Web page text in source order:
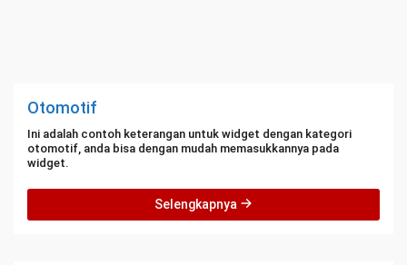
Otomotif
Ini adalah contoh keterangan untuk widget dengan kategori
otomotif, anda bisa dengan mudah memasukkannya pada
widget.
Selengkapnya